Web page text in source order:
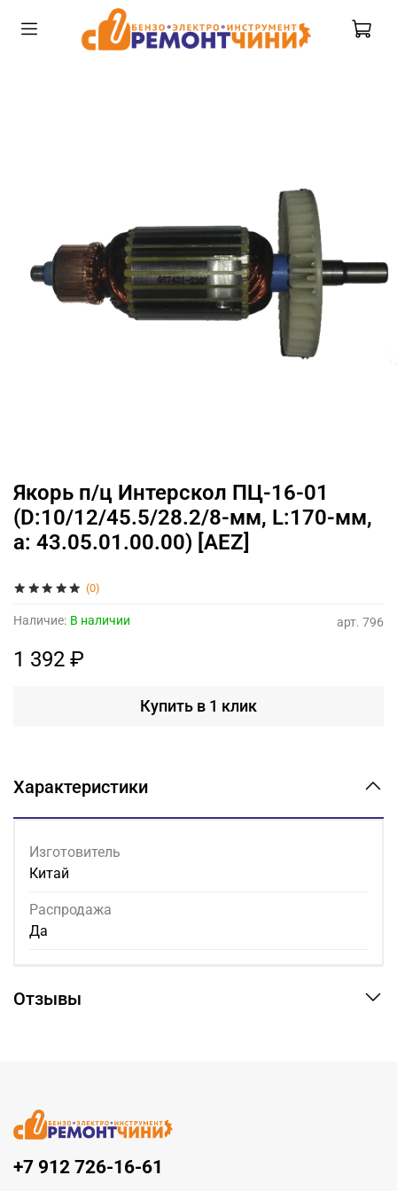
(0)
арт. 796
Наличие: В наличии
Якорь п/ц Интерскол ПЦ-16-01
(D:10/12/45.5/28.2/8-мм, L:170-мм,
а: 43.05.01.00.00) [AEZ]
1 392 ₽
Купить в 1 клик
Характеристики
Изготовитель
Китай
Распродажа
Да
Отзывы
+7 912 726-16-61